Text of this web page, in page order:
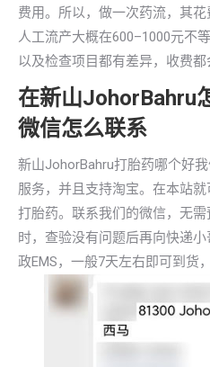
费用。所以，做一次药流，其
人工流产大概在600–1000元不
以及检查项目都有差异，收费都
在新山JohorBahru
微信怎么联系
新山JohorBahru打胎药哪个好
服务，并且支持淘宝。在本站
打胎药。联系我们的微信，无
时，查验没有问题后再向快递
政EMS，一般7天左右即可到货